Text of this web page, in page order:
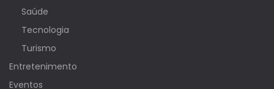
Saúde
Tecnologia
Turismo
Entretenimento
Eventos